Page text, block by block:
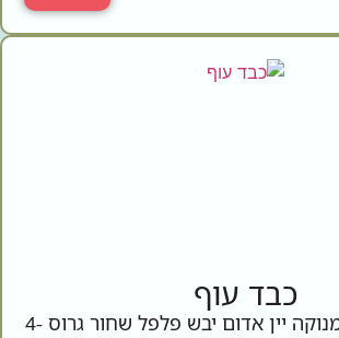
כבד עוף
1 ק"ג כבד טרי, מנוקה יין אדום יבש פלפל שחור גרוס 4-